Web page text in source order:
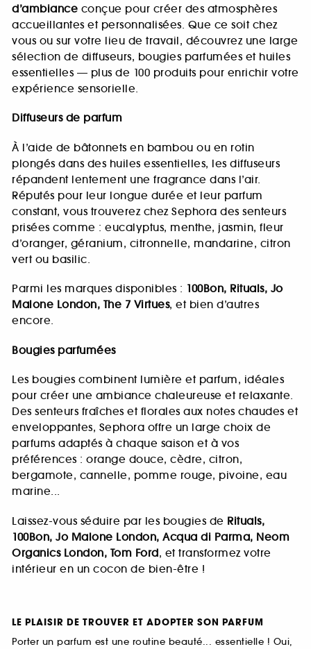
d’ambiance conçue pour créer des atmosphères
accueillantes et personnalisées. Que ce soit chez
vous ou sur votre lieu de travail, découvrez une large
sélection de diffuseurs, bougies parfumées et huiles
essentielles — plus de 100 produits pour enrichir votre
expérience sensorielle.
Diffuseurs de parfum
À l’aide de bâtonnets en bambou ou en rotin
plongés dans des huiles essentielles, les diffuseurs
répandent lentement une fragrance dans l’air.
Réputés pour leur longue durée et leur parfum
constant, vous trouverez chez Sephora des senteurs
prisées comme : eucalyptus, menthe, jasmin, fleur
d’oranger, géranium, citronnelle, mandarine, citron
vert ou basilic.
Parmi les marques disponibles : 100Bon, Rituals, Jo
Malone London, The 7 Virtues, et bien d’autres
encore.
Bougies parfumées
Les bougies combinent lumière et parfum, idéales
pour créer une ambiance chaleureuse et relaxante.
Des senteurs fraîches et florales aux notes chaudes et
enveloppantes, Sephora offre un large choix de
parfums adaptés à chaque saison et à vos
préférences : orange douce, cèdre, citron,
bergamote, cannelle, pomme rouge, pivoine, eau
marine...
Laissez-vous séduire par les bougies de Rituals,
100Bon, Jo Malone London, Acqua di Parma, Neom
Organics London, Tom Ford, et transformez votre
intérieur en un cocon de bien-être !
LE PLAISIR DE TROUVER ET ADOPTER SON PARFUM
Porter un parfum est une routine beauté... essentielle ! Oui,